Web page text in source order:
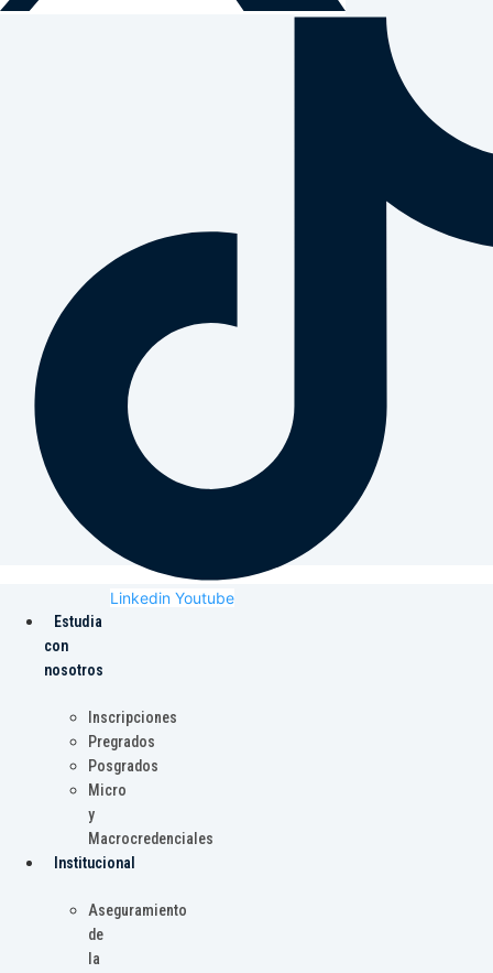
Linkedin Youtube
Estudia
con
nosotros
Inscripciones
Pregrados
Posgrados
Micro
y
Macrocredenciales
Institucional
Aseguramiento
de
la